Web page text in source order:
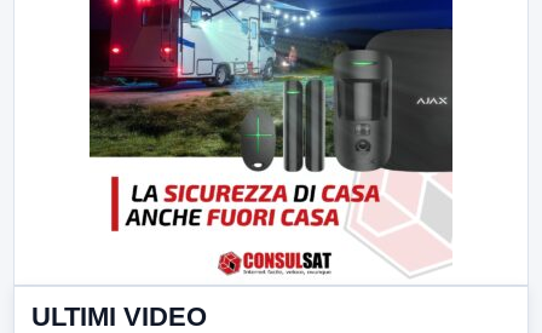
ULTIMI VIDEO